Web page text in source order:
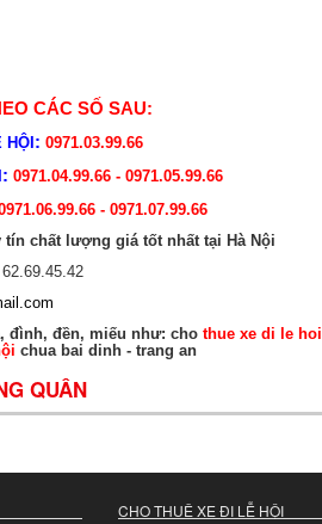
CÁC SỐ SAU:
: 0971.03.99.66
: 0971.04.99.66 - 0971.05.99.66
- 0971.07.99.66
tín chất lượng giá tốt nhất tại Hà Nội
đình, đền, miếu như: cho thue xe di le hoi
chua bai dinh - trang an
QUÂN
CHO THUÊ XE ĐI LỄ HỘI